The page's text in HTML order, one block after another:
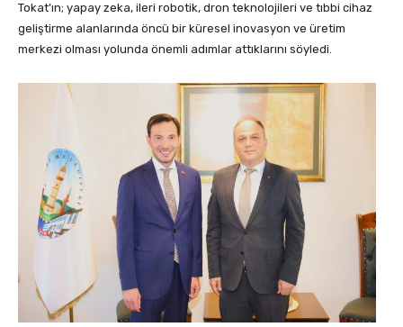
Tokat’ın; yapay zeka, ileri robotik, dron teknolojileri ve tıbbi cihaz
geliştirme alanlarında öncü bir küresel inovasyon ve üretim
merkezi olması yolunda önemli adımlar attıklarını söyledi.